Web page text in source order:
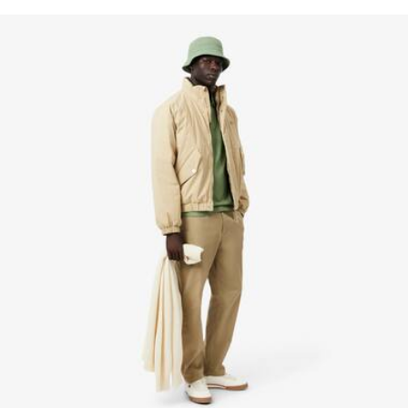
Pas de nettoyage à sec
Séchage pendu